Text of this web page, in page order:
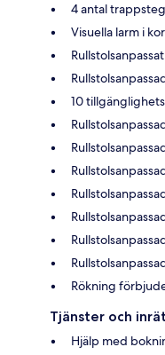
4 antal
Visuella larm i
10
Rökning
Tjänster och
Hjälp med